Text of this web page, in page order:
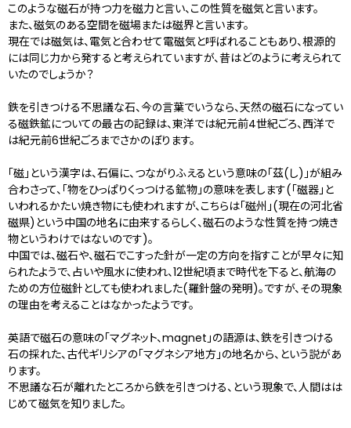
このような磁石が持つ力を磁力と言い、この性質を磁気と言います。
また、磁気のある空間を磁場または磁界と言います。
現在では磁気は、電気と合わせて電磁気と呼ばれることもあり、根源的
には同じ力から発すると考えられていますが、昔はどのように考えられて
いたのでしょうか？
鉄を引きつける不思議な石、今の言葉でいうなら、天然の磁石になってい
る磁鉄鉱についての最古の記録は、東洋では紀元前4世紀ごろ、西洋で
は紀元前6世紀ごろまでさかのぼります。
「磁」という漢字は、石偏に、つながりふえるという意味の「茲(し)」が組み
合わさって、「物をひっぱりくっつける鉱物」の意味を表します(「磁器」と
いわれるかたい焼き物にも使われますが、こちらは「磁州」(現在の河北省
磁県)という中国の地名に由来するらしく、磁石のような性質を持つ焼き
物というわけではないのです)。
中国では、磁石や、磁石でこすった針が一定の方向を指すことが早々に知
られたようで、占いや風水に使われ、12世紀頃まで時代を下ると、航海の
ための方位磁針としても使われました(羅針盤の発明)。ですが、その現象
の理由を考えることはなかったようです。
英語で磁石の意味の「マグネット、magnet」の語源は、鉄を引きつける
石の採れた、古代ギリシアの「マグネシア地方」の地名から、という説があ
ります。
不思議な石が離れたところから鉄を引きつける、という現象で、人間はは
じめて磁気を知りました。